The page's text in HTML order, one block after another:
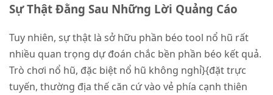
Sự Thật Đằng Sau Những Lời Quảng Cáo
Tuy nhiên, sự thật là sở hữu phần béo tool nổ hũ rất
nhiều quan trọng dự đoán chắc bền phần béo kết quả.
Trò chơi nổ hũ, đặc biệt nổ hũ không nghỉ}{đặt trực
tuyến, thường địa thế căn cứ vào vẻ phía cạnh thiên